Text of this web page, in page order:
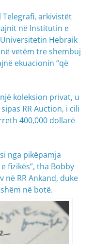
Telegrafi, arkivistët
në Institutin e
Hebraik
vetëm tre shembuj
ekuacionin “që
koleksion privat, u
RR Auction, i cili
400,000 dollarë
nga pikëpamja
fizikës”, tha Bobby
në RR Ankand, duke
në botë.